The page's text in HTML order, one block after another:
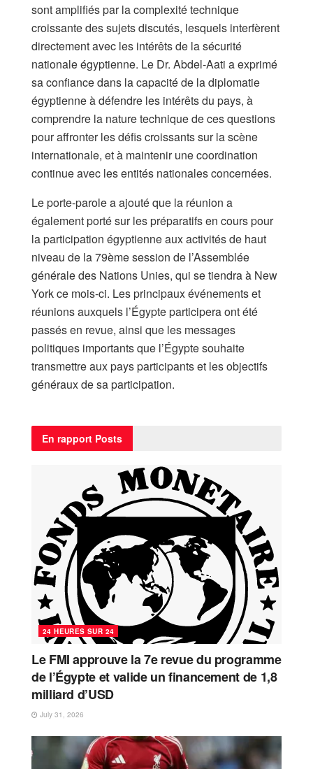
sont amplifiés par la complexité technique
croissante des sujets discutés, lesquels interfèrent
directement avec les intérêts de la sécurité
nationale égyptienne. Le Dr. Abdel-Aati a exprimé
sa confiance dans la capacité de la diplomatie
égyptienne à défendre les intérêts du pays, à
comprendre la nature technique de ces questions
pour affronter les défis croissants sur la scène
internationale, et à maintenir une coordination
continue avec les entités nationales concernées.
Le porte-parole a ajouté que la réunion a
également porté sur les préparatifs en cours pour
la participation égyptienne aux activités de haut
niveau de la 79ème session de l’Assemblée
générale des Nations Unies, qui se tiendra à New
York ce mois-ci. Les principaux événements et
réunions auxquels l’Égypte participera ont été
passés en revue, ainsi que les messages
politiques importants que l’Égypte souhaite
transmettre aux pays participants et les objectifs
généraux de sa participation.
En rapport Posts
24 HEURES SUR 24
Le FMI approuve la 7e revue du programme
de l’Égypte et valide un financement de 1,8
milliard d’USD
July 31, 2026